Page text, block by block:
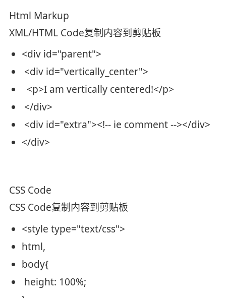
Html Markup
XML/HTML Code复制内容到剪贴板
<div id="parent">
<div id="vertically_center">
<p>I am vertically centered!</p>
</div>
<div id="extra"><!-- ie comment --></div>
</div>
CSS Code
CSS Code复制内容到剪贴板
<style type="text/css">
html,
body{
height: 100%;